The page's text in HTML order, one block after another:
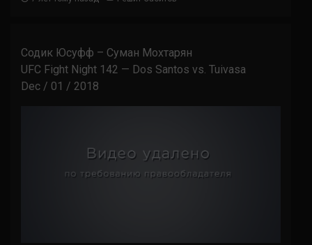
Содик Юсуфф – Суман Мохтарян
UFC Fight Night 142 — Dos Santos vs. Tuivasa
Dec / 01 / 2018